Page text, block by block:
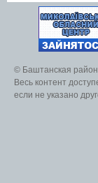
© Баштанская
Весь контент
если не указано